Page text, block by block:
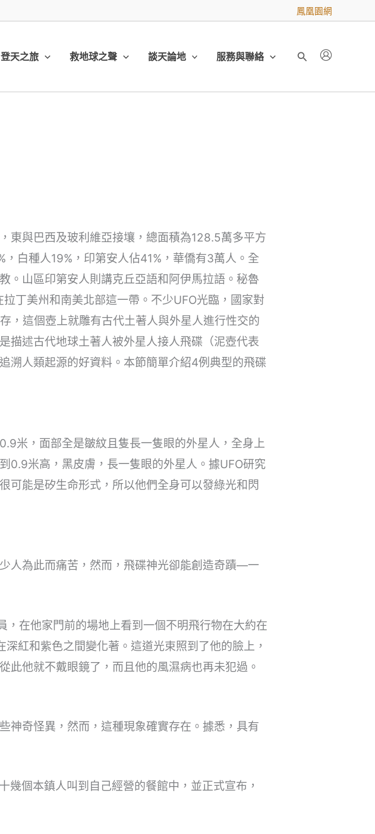
鳳凰園網
登天之旅 救地球之聲 談天論地 服務與聯絡
搜
東與巴西及玻利維亞接壤，總面積為128.5萬多平方
白種人19%，印第安人佔41%，華僑有3萬人。全
。山區印第安人則講克丘亞語和阿伊馬拉語。秘魯
丁美州和南美北部這一帶。不少UFO光臨，國家對
，這個壺上就雕有古代土著人與外星人進行性交的
描述古代地球土著人被外星人接人飛碟（泥壺代表
溯人類起源的好資料。本節簡單介紹4例典型的飛碟
米，面部全是皺紋且隻長一隻眼的外星人，全身上
0.9米高，黑皮膚，長一隻眼的外星人。據UFO研究
可能是矽生命形式，所以他們全身可以發綠光和閃
人為此而痛苦，然而，飛碟神光卻能創造奇蹟—一
在他家門前的場地上看到一個不明飛行物在大約在
紅和紫色之間變化著。這道光束照到了他的臉上，
此他就不戴眼鏡了，而且他的風濕病也再未犯過。
神奇怪異，然而，這種現象確實存在。據悉，具有
個本鎮人叫到自己經營的餐館中，並正式宣布，